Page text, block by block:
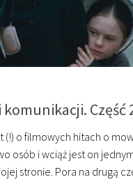
Część
(!) o filmowych hitach o
osób i wciąż jest on
stronie. Pora na drugą